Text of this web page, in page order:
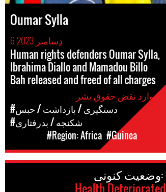
Oumar Sylla
6 دِسامبر 2023
Human rights defenders Oumar Sylla,
Ibrahima Diallo and Mamadou Billo
Bah released and freed of all charges
موارد نقض حقوق بشر
#دستگیری / بازداشت / حبس
#شکنجه / بدرفتاری
#Region: Africa #Guinea
وضعیت کنونی: